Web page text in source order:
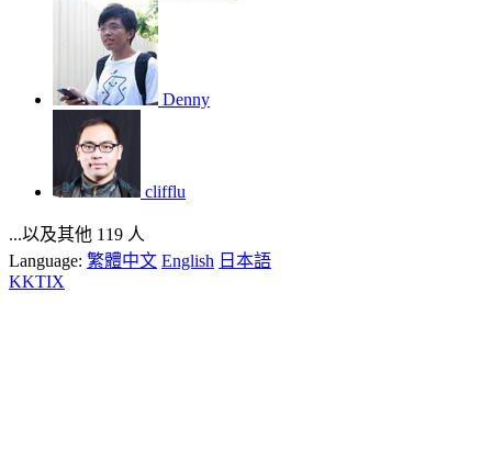
Denny
clifflu
...以及其他 119 人
Language: 繁體中文 English 日本語
KKTIX